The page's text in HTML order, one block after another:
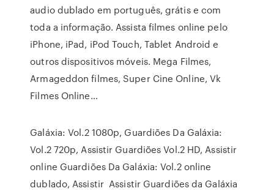
audio dublado em português, grátis e com
toda a informação. Assista filmes online pelo
iPhone, iPad, iPod Touch, Tablet Android e
outros dispositivos móveis. Mega Filmes,
Armageddon filmes, Super Cine Online, Vk
Filmes Online…
Galáxia: Vol.2 1080p, Guardiões Da Galáxia:
Vol.2 720p, Assistir Guardiões Vol.2 HD, Assistir
online Guardiões Da Galáxia: Vol.2 online
dublado, Assistir Assistir Guardiões da Galáxia